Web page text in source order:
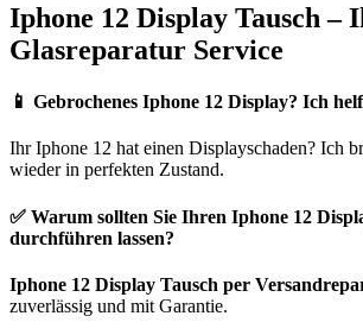
Iphone 12 Display Tausch –
Glasreparatur Service
📱 Gebrochenes Iphone 12 Display? Ich
IhrIphone 12 hat einen Displayschaden? Ich
wieder in perfekten Zustand.
✅ Warum sollten Sie Ihren Iphone 12
durchführen lassen?
Iphone 12 Display Tausch per
zuverlässig und mit Garantie.